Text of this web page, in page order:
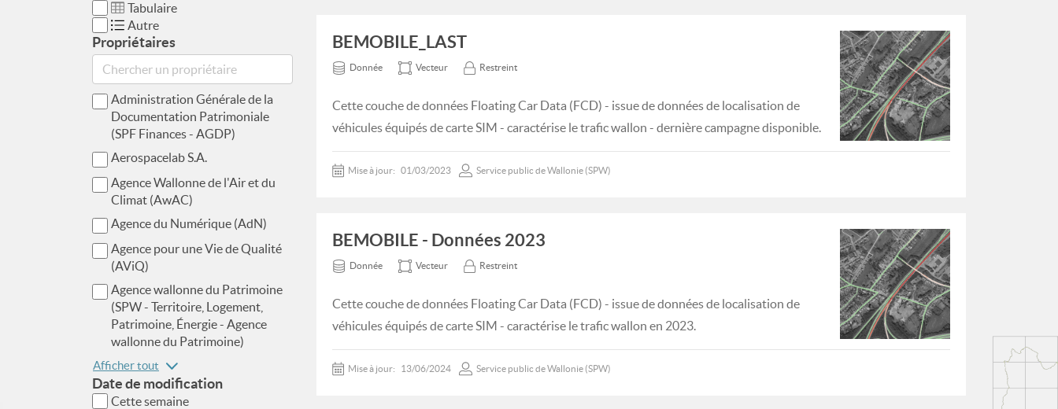
Tabulaire
Autre
Propriétaires
Administration Générale de la
Documentation Patrimoniale
(SPF Finances - AGDP)
Aerospacelab S.A.
Agence Wallonne de l'Air et du
Climat (AwAC)
Agence du Numérique (AdN)
Agence pour une Vie de Qualité
(AViQ)
Agence wallonne du Patrimoine
(SPW - Territoire, Logement,
Patrimoine, Énergie - Agence
wallonne du Patrimoine)
Afficher tout
Date de modification
Cette semaine
BEMOBILE_LAST
Donnée Vecteur Restreint
Cette couche de données Floating Car Data (FCD) - issue de données de localisation de
véhicules équipés de carte SIM - caractérise le trafic wallon - dernière campagne disponible.
Mise à jour: 01/03/2023 Service public de Wallonie (SPW)
BEMOBILE - Données 2023
Donnée Vecteur Restreint
Cette couche de données Floating Car Data (FCD) - issue de données de localisation de
véhicules équipés de carte SIM - caractérise le trafic wallon en 2023.
Mise à jour: 13/06/2024 Service public de Wallonie (SPW)